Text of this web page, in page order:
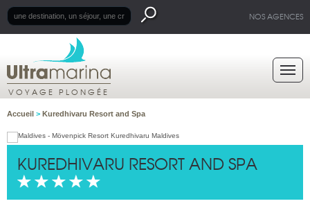
NOS AGENCES
VOYAGE PLONGÉE
Accueil > Kuredhivaru Resort and Spa
KUREDHIVARU RESORT AND SPA